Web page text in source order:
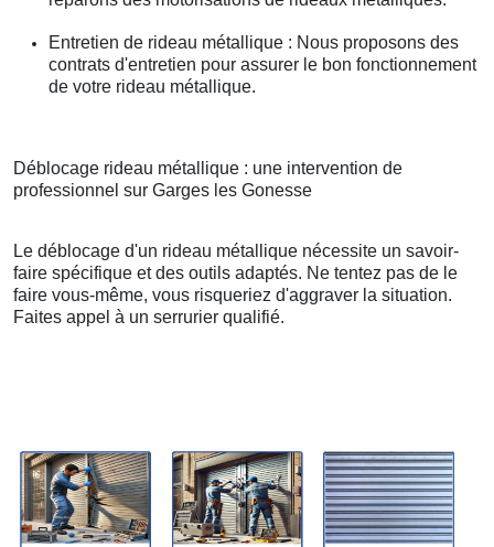
Entretien de rideau métallique : Nous proposons des
contrats d'entretien pour assurer le bon fonctionnement
de votre rideau métallique.
Déblocage rideau métallique : une intervention de
professionnel sur Garges les Gonesse
Le déblocage d'un rideau métallique nécessite un savoir-
faire spécifique et des outils adaptés. Ne tentez pas de le
faire vous-même, vous risqueriez d'aggraver la situation.
Faites appel à un serrurier qualifié.